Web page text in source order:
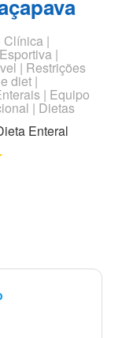
Clínica |
|
| Restrições
diet |
| Equipo
| Dietas
Enteral